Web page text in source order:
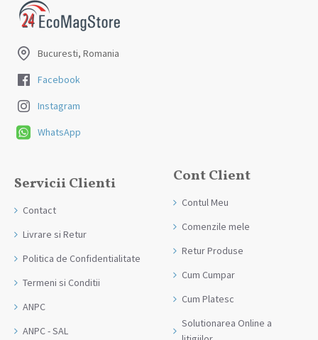
termen aproximativ de livrare, in functie de urgenta ta
In cazul aparitiei unor intarzieri, vei fi instiintat prin email.
Produsele sunt livrate la adresa specificata de tine ca adresa de
livrare in momentul plasarii comenzii.
Bucuresti, Romania
Facebook
Instagram
WhatsApp
Servicii Clienti
Contact
Livrare si Retur
Politica de Confidentialitate
Termeni si Conditii
ANPC
ANPC - SAL
Cont Client
Contul Meu
Comenzile mele
Retur Produse
Cum Cumpar
Cum Platesc
Solutionarea Online a